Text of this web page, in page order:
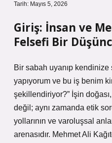
Tarih: Mayıs 5, 2026
Giriş: İnsan ve
Felsefi Bir
Bir sabah uyanıp kendinize
yapıyorum ve bu iş benim
şekillendiriyor?” İşin
değil; aynı zamanda etik
yollarının ve varoluşsal
arenasıdır. Mehmet Ali